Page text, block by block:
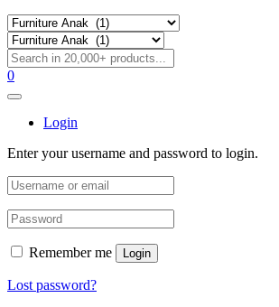
0
Login
Enter your username and password to login.
Remember me Login
Lost password?